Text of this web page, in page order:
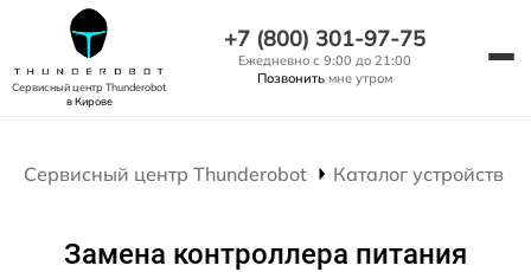
Сервисный центр Thunderobot
в Кирове
+7 (800) 301-97-75
Ежедневно с 9:00 до 21:00
Позвонить мне утром
Сервисный центр Thunderobot Каталог устройств
Замена контроллера питания